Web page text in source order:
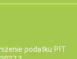
podatku PIT